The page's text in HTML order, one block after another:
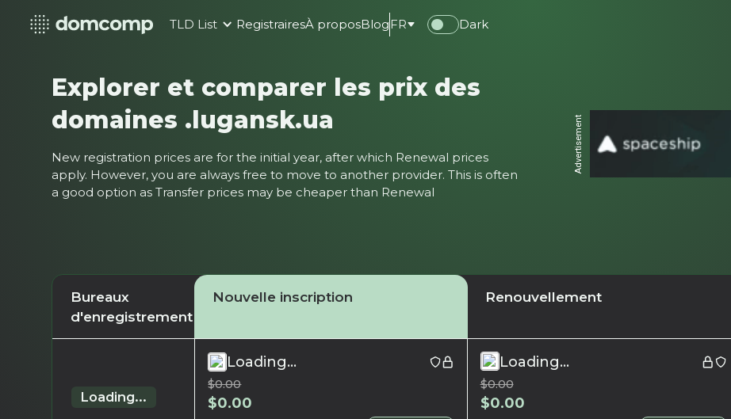
TLD List RegistrairesÀ proposBlog FR Dark
Explorer et comparer les prix des
domaines .lugansk.ua
New registration prices are for the initial year, after which Renewal prices
apply. However, you are always free to move to another provider. This is often
a good option as Transfer prices may be cheaper than Renewal
Advertisement
Bureaux
d'enregistrement
Nouvelle inscription Renouvellement
Loading...
Loading...
$0.00
$0.00
Loading...
$0.00
$0.00